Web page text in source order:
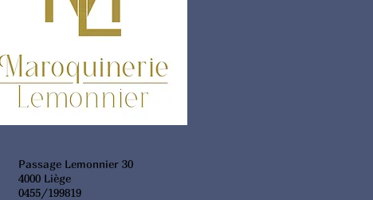
Passage Lemonnier 30
4000 Liège
0455/199819